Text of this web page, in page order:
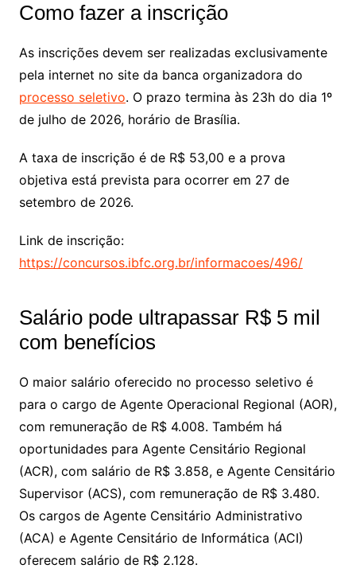
Como fazer a inscrição
As inscrições devem ser realizadas exclusivamente
pela internet no site da banca organizadora do
processo seletivo. O prazo termina às 23h do dia 1º
de julho de 2026, horário de Brasília.
A taxa de inscrição é de R$ 53,00 e a prova
objetiva está prevista para ocorrer em 27 de
setembro de 2026.
Link de inscrição:
https://concursos.ibfc.org.br/informacoes/496/
Salário pode ultrapassar R$ 5 mil
com benefícios
O maior salário oferecido no processo seletivo é
para o cargo de Agente Operacional Regional (AOR),
com remuneração de R$ 4.008. Também há
oportunidades para Agente Censitário Regional
(ACR), com salário de R$ 3.858, e Agente Censitário
Supervisor (ACS), com remuneração de R$ 3.480.
Os cargos de Agente Censitário Administrativo
(ACA) e Agente Censitário de Informática (ACI)
oferecem salário de R$ 2.128.